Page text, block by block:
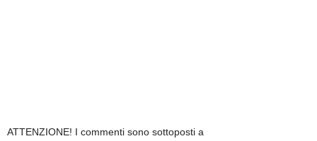
ATTENZIONE! I commenti sono sottoposti a